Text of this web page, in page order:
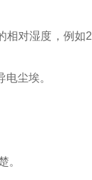
对湿度，例如
尘埃。
。